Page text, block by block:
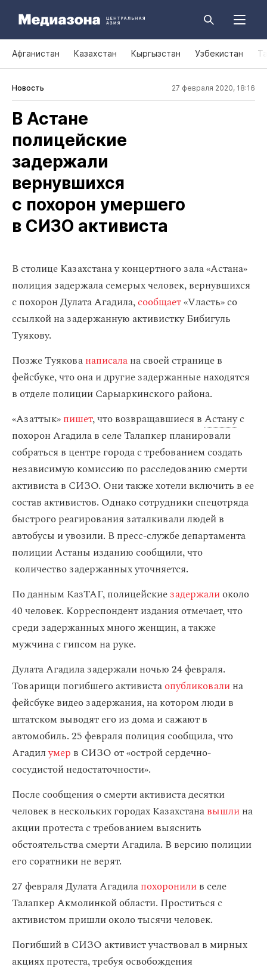
Афганистан Казахстан Кыргызстан Узбекистан
Новость 27 февраля 2020, 18:16
В Астане
полицейские
задержали
вернувшихся
с похорон умершего
в СИЗО активиста
​В столице Казахстана у концертного зала «Астана»
полиция задержала семерых человек, вернувшихся
с похорон Дулата Агадила,сообщает«Vласть» со
ссылкой на задержанную активистку Бибигуль
Туякову.
Позже Туякованаписалана своей странице в
фейсбуке, что она и другие задержанные находятся
в отделе полиции Сарыаркинского района.
«Азаттык»пишет, что возвращавшиеся вАстанус
похорон Агадила в селе Талапкер планировали
собраться в центре города с требованием создать
независимую комиссию по расследованию смерти
активиста в СИЗО. Они также хотели включить в ее
состав активистов. Однако сотрудники спецотряда
быстрого реагирования заталкивали людей в
автобусы и увозили. В пресс-службе департамента
полиции Астаны изданию сообщили, что
количество задержанных уточняется.
По данным КазТАГ, полицейскиезадержалиоколо
40 человек. Корреспондент издания отмечает, что
среди задержанных много женщин, а также
мужчина с гипсом на руке.
Дулата Агадила задержали ночью 24 февраля.
Товарищи погибшего активистаопубликовалина
фейсбуке видео задержания, на котором люди в
штатском выводят его из дома и сажают в
автомобиль. 25 февраля полиция сообщила, что
Агадилумер в СИЗО от «острой сердечно-
сосудистой недостаточности».
После сообщения о смерти активиста десятки
человек в нескольких городах Казахстанавышлина
акции протеста с требованием выяснить
обстоятельства смерти Агадила. В версию полиции
его соратники не верят.
27 февраля Дулата Агадилапохоронилив селе
Талапкер Акмолинкой области. Проститься с
активистом пришли около тысячи человек.
Погибший в СИЗО активист участвовал в мирных
акциях протеста, требуя освобождения